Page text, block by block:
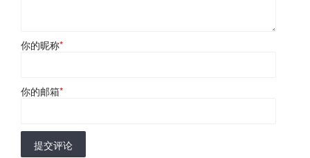
你的昵称*
你的邮箱*
提交评论